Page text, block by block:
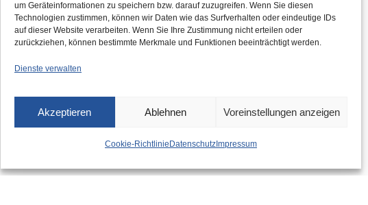
um Geräteinformationen zu speichern bzw. darauf zuzugreifen. Wenn Sie diesen
Technologien zustimmen, können wir Daten wie das Surfverhalten oder eindeutige IDs
auf dieser Website verarbeiten. Wenn Sie Ihre Zustimmung nicht erteilen oder
zurückziehen, können bestimmte Merkmale und Funktionen beeinträchtigt werden.
Dienste verwalten
Akzeptieren Ablehnen Voreinstellungen anzeigen
Cookie-Richtlinie DatenschutzImpressum